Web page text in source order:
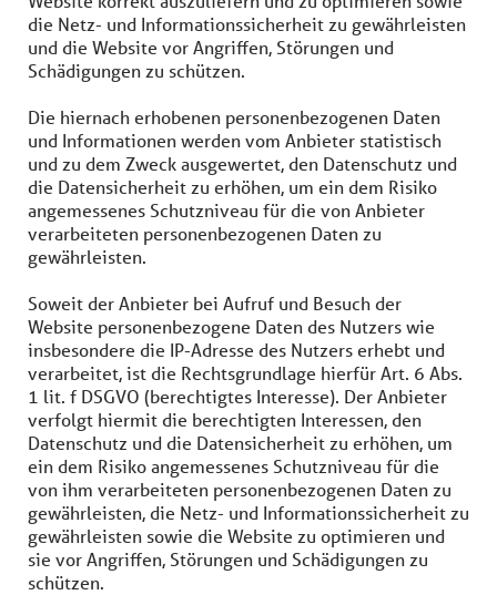
die Netz- und Informationssicherheit zu gewährleisten
und die Website vor Angriffen, Störungen und
Schädigungen zu schützen.
Die hiernach erhobenen personenbezogenen Daten
und Informationen werden vom Anbieter statistisch
und zu dem Zweck ausgewertet, den Datenschutz und
die Datensicherheit zu erhöhen, um ein dem Risiko
angemessenes Schutzniveau für die von Anbieter
verarbeiteten personenbezogenen Daten zu
gewährleisten.
Soweit der Anbieter bei Aufruf und Besuch der
Website personenbezogene Daten des Nutzers wie
insbesondere die IP-Adresse des Nutzers erhebt und
verarbeitet, ist die Rechtsgrundlage hierfür Art. 6 Abs.
1 lit. f DSGVO (berechtigtes Interesse). Der Anbieter
verfolgt hiermit die berechtigten Interessen, den
Datenschutz und die Datensicherheit zu erhöhen, um
ein dem Risiko angemessenes Schutzniveau für die
von ihm verarbeiteten personenbezogenen Daten zu
gewährleisten, die Netz- und Informationssicherheit zu
gewährleisten sowie die Website zu optimieren und
sie vor Angriffen, Störungen und Schädigungen zu
schützen.